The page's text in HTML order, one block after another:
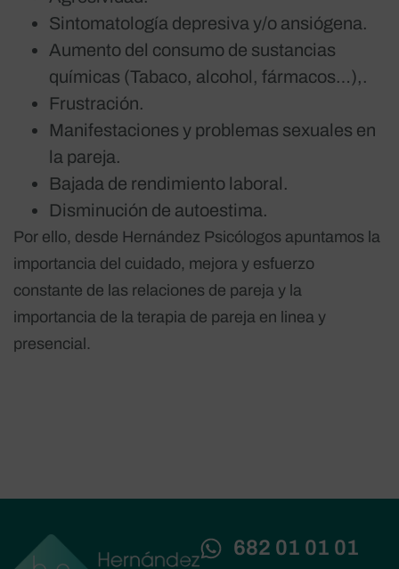
Sintomatología depresiva y/o ansiógena.
Aumento del consumo de sustancias
químicas (Tabaco, alcohol, fármacos…),.
Frustración.
Manifestaciones y problemas sexuales en
la pareja.
Bajada de rendimiento laboral.
Disminución de autoestima.
Por ello, desde Hernández Psicólogos apuntamos la
importancia del cuidado, mejora y esfuerzo
constante de las relaciones de pareja y la
importancia de la terapia de pareja en linea y
presencial.
682 01 01 01